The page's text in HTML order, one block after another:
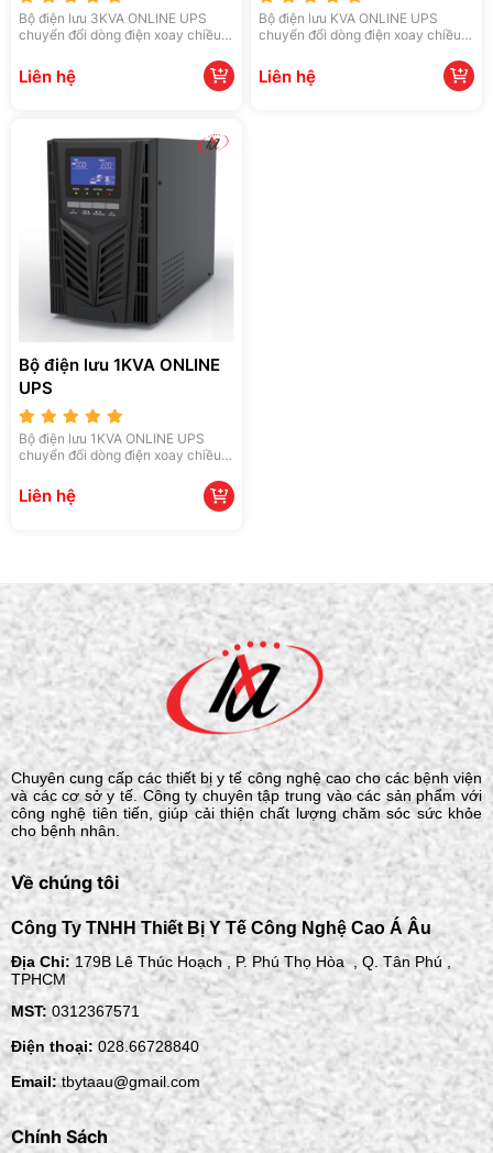
Bộ điện lưu 3KVA ONLINE UPS
chuyển đổi dòng điện xoay chiều
bảo nguồn điện ổn định cho thiết
bị. Với hiệu suất cao và ứng dụng
Liên hệ
Bộ điện lưu KVA ONLINE UPS
chuyển đổi dòng điện xoay chiều
bảo nguồn điện ổn định cho thiết
bị. Với hiệu suất cao và ứng dụng
Liên hệ
Bộ điện lưu 1KVA ONLINE
UPS
Bộ điện lưu 1KVA ONLINE UPS
chuyển đổi dòng điện xoay chiều
bảo nguồn điện ổn định cho thiết
bị. Với hiệu suất cao và ứng dụng
Liên hệ
Chuyên cung cấp các thiết bị y tế công nghệ cao cho các bệnh viện
và các cơ sở y tế. Công ty chuyên tập trung vào các sản phẩm với
công nghệ tiên tiến, giúp cải thiện chất lượng chăm sóc sức khỏe
cho bệnh nhân.
Về chúng tôi
Công Ty TNHH Thiết Bị Y Tế Công Nghệ Cao Á Âu
Địa Chỉ:179B Lê Thúc Hoạch , P. Phú Thọ Hòa , Q. Tân Phú ,
TPHCM
MST: 0312367571
Điện thoại: 028.66728840
Email:tbytaau@gmail.com
Chính Sách